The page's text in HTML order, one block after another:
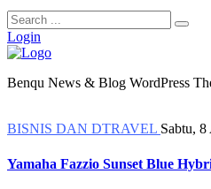
Login
Benqu News & Blog WordPress
BISNIS DAN DTRAVEL Sabtu, 8
Yamaha Fazzio Sunset Blue